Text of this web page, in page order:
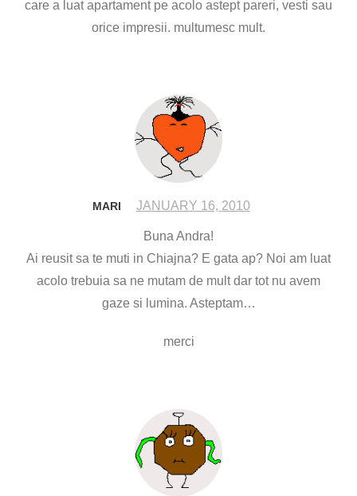
care a luat apartament pe acolo astept pareri, vesti sau
orice impresii. multumesc mult.
MARI JANUARY 16, 2010
Buna Andra!
Ai reusit sa te muti in Chiajna? E gata ap? Noi am luat
acolo trebuia sa ne mutam de mult dar tot nu avem
gaze si lumina. Asteptam…
merci